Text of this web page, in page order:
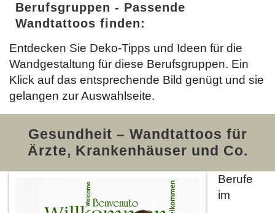
Berufsgruppen - Passende
Wandtattoos finden:
Entdecken Sie Deko-Tipps und Ideen für die
Wandgestaltung für diese Berufsgruppen. Ein
Klick auf das entsprechende Bild genügt und sie
gelangen zur Auswahlseite.
Gesundheit – Wandtattoos für
Ärzte, Krankenhäuser und Co.
Berufe
im